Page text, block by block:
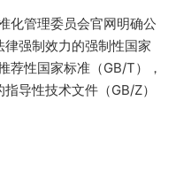
化管理委员会官网明确公
强制效力的强制性国家
荐性国家标准（GB/T），
导性技术文件（GB/Z）